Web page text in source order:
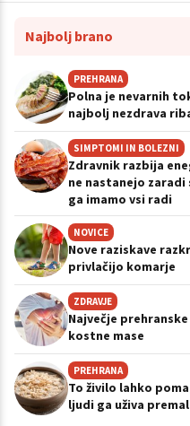
Najbolj brano
PREHRANA
Polna je nevarnih
najbolj nezdrava
SIMPTOMI IN BOLEZNI
Zdravnik razbija
ne nastanejo zaradi
ga imamo vsi radi
NOVICE
Nove raziskave
privlačijo komarje
ZDRAVJE
Največje
kostne mase
PREHRANA
To živilo lahko
ljudi ga uživa